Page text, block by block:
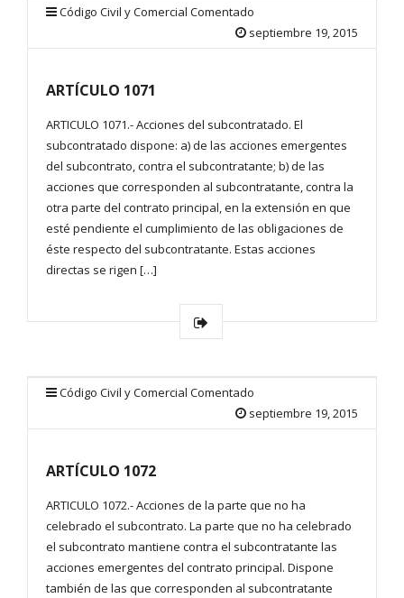
Código Civil y Comercial Comentado
septiembre 19, 2015
ARTÍCULO 1071
ARTICULO 1071.- Acciones del subcontratado. El
subcontratado dispone: a) de las acciones emergentes
del subcontrato, contra el subcontratante; b) de las
acciones que corresponden al subcontratante, contra la
otra parte del contrato principal, en la extensión en que
esté pendiente el cumplimiento de las obligaciones de
éste respecto del subcontratante. Estas acciones
directas se rigen […]
Código Civil y Comercial Comentado
septiembre 19, 2015
ARTÍCULO 1072
ARTICULO 1072.- Acciones de la parte que no ha
celebrado el subcontrato. La parte que no ha celebrado
el subcontrato mantiene contra el subcontratante las
acciones emergentes del contrato principal. Dispone
también de las que corresponden al subcontratante